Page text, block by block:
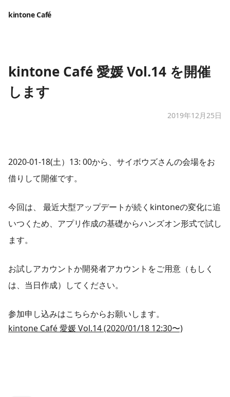
kintone Café
​kintone Café 愛媛 Vol.14 を開催
します
2019年12月25日
​2020-01-18(土）13: 00から、サイボウズさんの会場をお
借りして開催です。
今回は、 最近大型アップデートが続くkintoneの変化に追
いつくため、アプリ作成の基礎からハンズオン形式で試し
ます。
お試しアカウントか開発者アカウントをご用意（もしく
は、当日作成）してください。
参加申し込みはこちらからお願いします。
kintone Café 愛媛 Vol.14 (2020/01/18 12:30〜)